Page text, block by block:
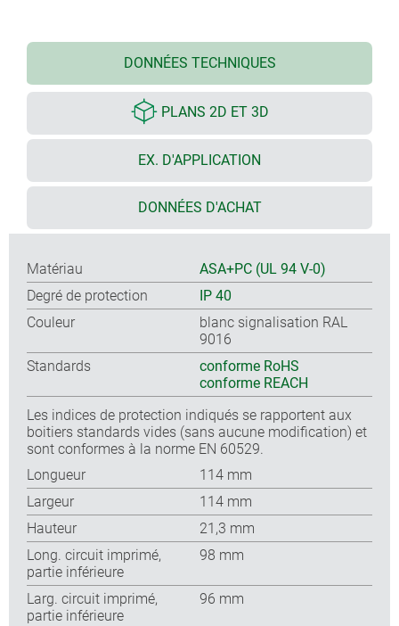
DONNÉES TECHNIQUES
PLANS 2D ET 3D
EX. D'APPLICATION
DONNÉES D'ACHAT
Matériau
ASA+PC (UL 94 V-0)
Degré de protection
IP 40
Couleur
blanc signalisation RAL
9016
Standards
conforme RoHS
conforme REACH
Les indices de protection indiqués se rapportent aux
boitiers standards vides (sans aucune modification) et
sont conformes à la norme EN 60529.
Longueur
114 mm
Largeur
114 mm
Hauteur
21,3 mm
Long. circuit imprimé,
partie inférieure
98 mm
Larg. circuit imprimé,
partie inférieure
96 mm